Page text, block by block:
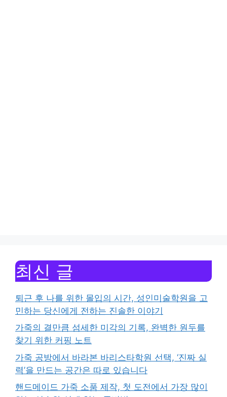
최신 글
퇴근 후 나를 위한 몰입의 시간, 성인미술학원을 고
민하는 당신에게 전하는 진솔한 이야기
가죽의 결만큼 섬세한 미각의 기록, 완벽한 원두를
찾기 위한 커핑 노트
가죽 공방에서 바라본 바리스타학원 선택, ‘진짜 실
력’을 만드는 공간은 따로 있습니다
핸드메이드 가죽 소품 제작, 첫 도전에서 가장 많이